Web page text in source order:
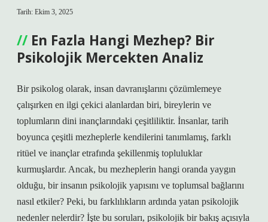
Tarih: Ekim 3, 2025
En Fazla Hangi Mezhep? Bir
Psikolojik Mercekten Analiz
Bir psikolog olarak, insan davranışlarını çözümlemeye
çalışırken en ilgi çekici alanlardan biri, bireylerin ve
toplumların dini inançlarındaki çeşitliliktir. İnsanlar, tarih
boyunca çeşitli mezheplerle kendilerini tanımlamış, farklı
ritüel ve inançlar etrafında şekillenmiş topluluklar
kurmuşlardır. Ancak, bu mezheplerin hangi oranda yaygın
olduğu, bir insanın psikolojik yapısını ve toplumsal bağlarını
nasıl etkiler? Peki, bu farklılıkların ardında yatan psikolojik
nedenler nelerdir? İşte bu soruları, psikolojik bir bakış açısıyla